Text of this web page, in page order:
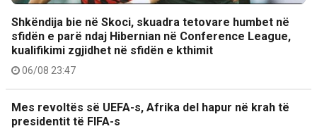
Shkëndija bie në Skoci, skuadra tetovare humbet në
sfidën e parë ndaj Hibernian në Conference League,
kualifikimi zgjidhet në sfidën e kthimit
06/08 23:47
Mes revoltës së UEFA-s, Afrika del hapur në krah të
presidentit të FIFA-s